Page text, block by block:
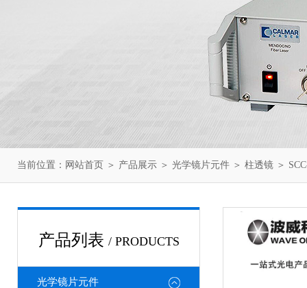
当前位置： 网站首页 ＞ 产品展示 ＞ 光学镜片元件 ＞ 柱透镜 ＞
产品列表 / PRODUCTS
光学镜片元件